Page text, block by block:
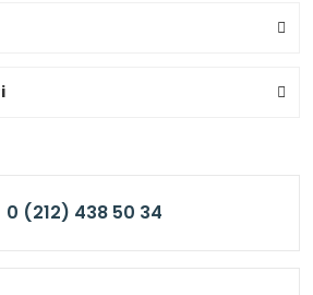
0 (212) 438 50 34